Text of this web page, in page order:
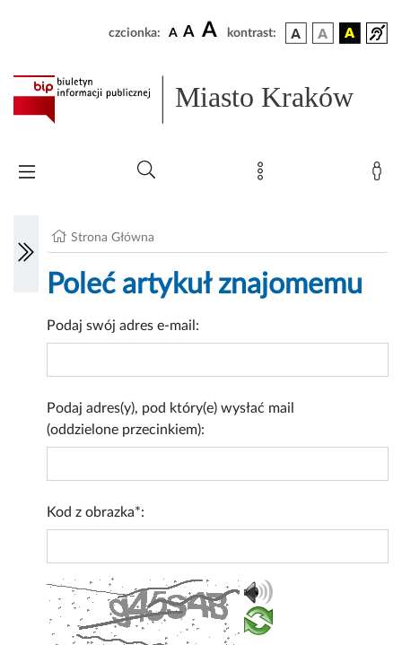
czcionka: A A A kontrast:
Miasto Kraków
Strona Główna
Poleć artykuł znajomemu
Podaj swój adres e-mail:
Podaj adres(y), pod który(e) wysłać mail
(oddzielone przecinkiem):
Kod z obrazka*: